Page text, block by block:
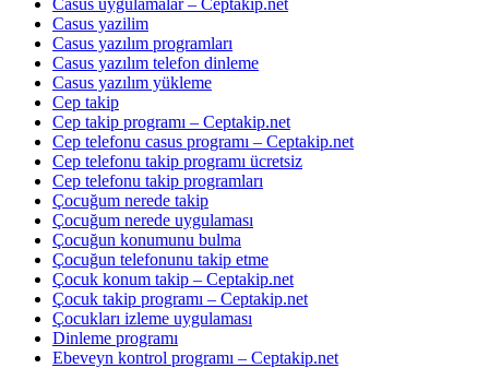
Casus yazilim
Casus yazılım programları
Casus yazılım telefon dinleme
Casus yazılım yükleme
Cep takip
Cep takip programı – Ceptakip.net
Cep telefonu casus programı – Ceptakip.net
Cep telefonu takip programı ücretsiz
Cep telefonu takip programları
Çocuğum nerede takip
Çocuğum nerede uygulaması
Çocuğun konumunu bulma
Çocuğun telefonunu takip etme
Çocuk konum takip – Ceptakip.net
Çocuk takip programı – Ceptakip.net
Çocukları izleme uygulaması
Dinleme programı
Ebeveyn kontrol programı – Ceptakip.net